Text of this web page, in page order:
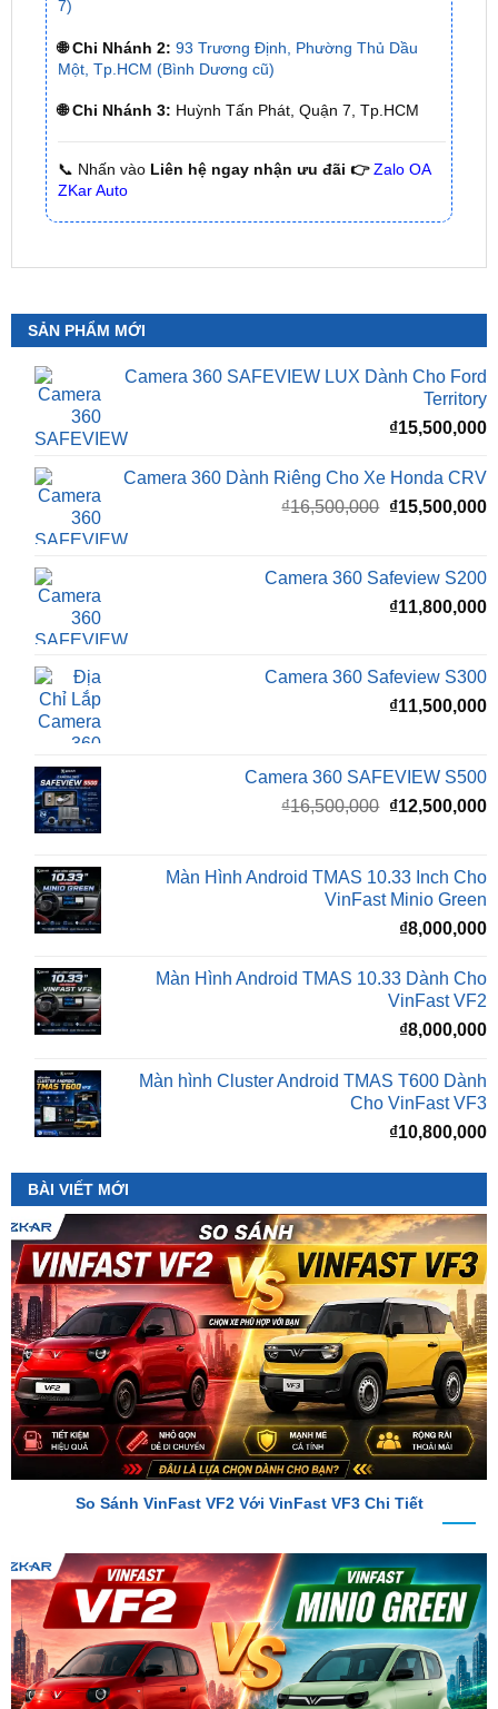
Một, Tp.HCM (Bình Dương cũ)
🌐 Chi Nhánh 3: Huỳnh Tấn Phát, Quận 7, Tp.HCM
📞 Nhấn vàoLiên hệ ngay nhận ưu đãi 👉 Zalo OA
SẢN PHẨM MỚI
Camera 360 SAFEVIEW LUX Dành Cho Ford
₫15,500,000
Camera 360 Dành Riêng Cho Xe Honda CRV
gốc
₫16,500,000.
Camera 360 Safeview S200
Camera 360 Safeview S300
Camera 360 SAFEVIEW S500
gốc
₫16,500,000.
Màn Hình Android TMAS 10.33 Inch Cho
₫8,000,000
Màn Hình Android TMAS 10.33 Dành Cho
VinFast VF2
₫8,000,000
Màn hình Cluster Android TMAS T600 Dành
₫10,800,000
BÀI VIẾT MỚI
So Sánh VinFast VF2 Với VinFast VF3 Chi Tiết